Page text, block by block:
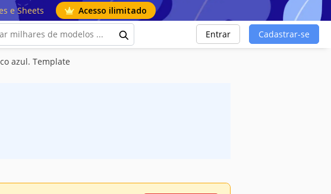
e Sheets Acesso ilimitado
Entrar Cadastrar-se
azul. Template